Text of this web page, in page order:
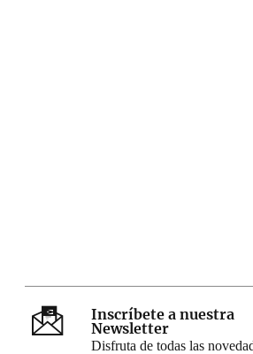
Inscríbete a nuestra
Newsletter
Disfruta de todas las